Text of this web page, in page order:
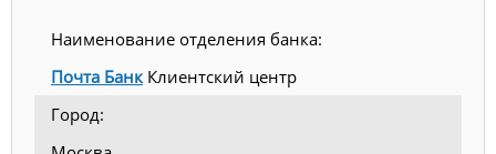
Наименование отделения банка:
Почта БанкКлиентский центр
Город: